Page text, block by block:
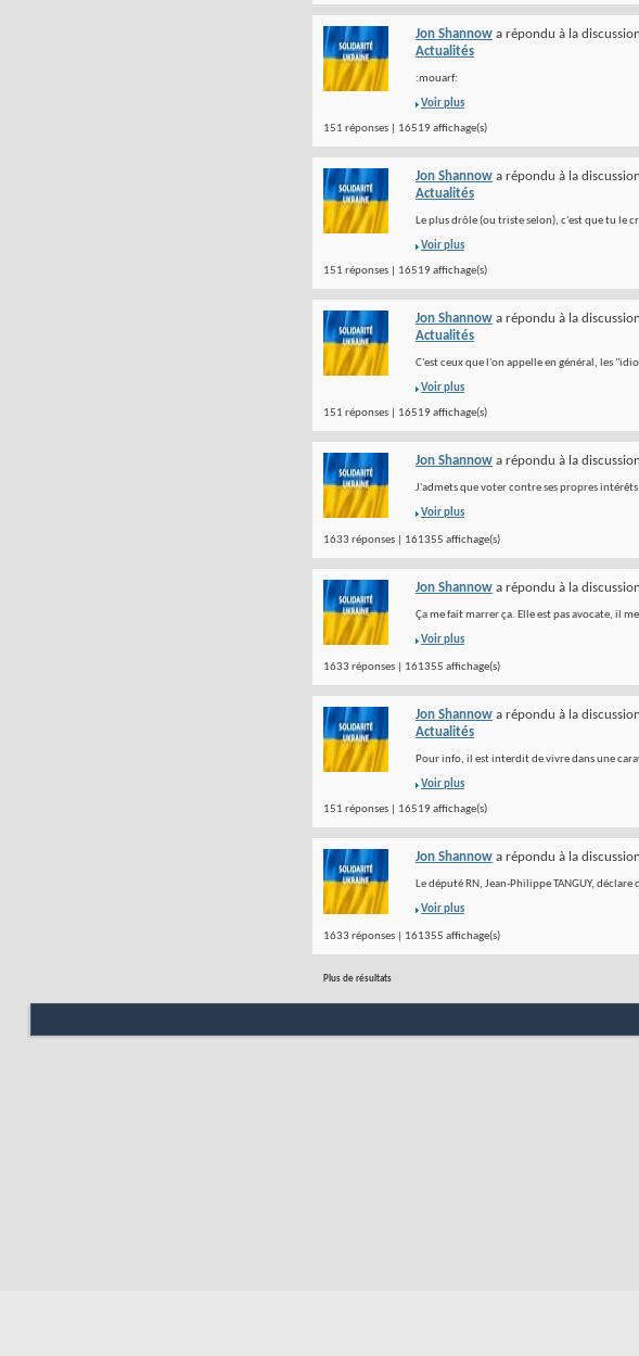
Jon Shannow a répondu à la discussion
Actualités
:mouarf:
Voir plus
151 réponses | 16519 affichage(s)
Jon Shannow a répondu à la discussion
Actualités
Le plus drôle (ou triste selon), c'est que tu le
Voir plus
151 réponses | 16519 affichage(s)
Jon Shannow a répondu à la discussion
Actualités
C'est ceux que l'on appelle en général, les
Voir plus
151 réponses | 16519 affichage(s)
Jon Shannow a répondu à la discussion
J'admets que voter contre ses propres
Voir plus
1633 réponses | 161355 affichage(s)
Jon Shannow a répondu à la discussion
Ça me fait marrer ça. Elle est pas avocate, il
Voir plus
1633 réponses | 161355 affichage(s)
Jon Shannow a répondu à la discussion
Actualités
Pour info, il est interdit de vivre dans une
Voir plus
151 réponses | 16519 affichage(s)
Jon Shannow a répondu à la discussion
Le député RN, Jean-Philippe TANGUY,
Voir plus
1633 réponses | 161355 affichage(s)
Plus de résultats